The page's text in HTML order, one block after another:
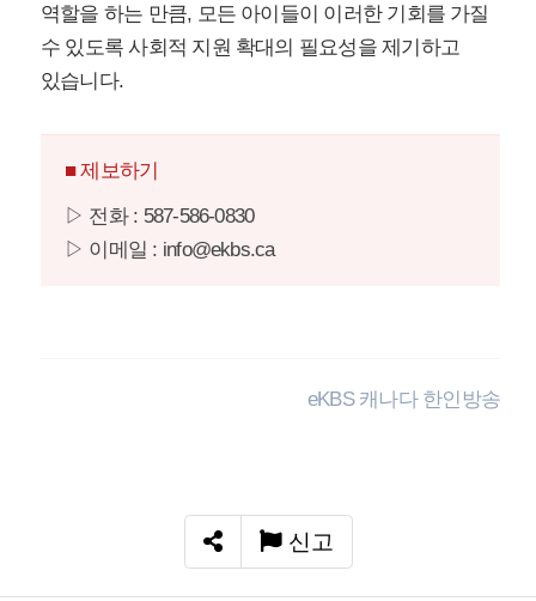
역할을 하는 만큼, 모든 아이들이 이러한 기회를 가질
수 있도록 사회적 지원 확대의 필요성을 제기하고
있습니다.
■ 제보하기
▷ 전화 : 587-586-0830
▷ 이메일 : info@ekbs.ca
eKBS 캐나다 한인방송
SNS 공유
신고